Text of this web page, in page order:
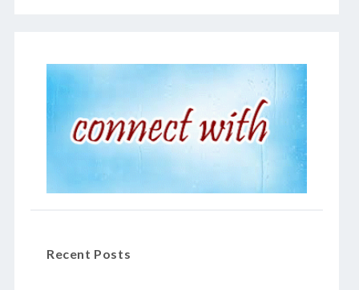
Recent Posts